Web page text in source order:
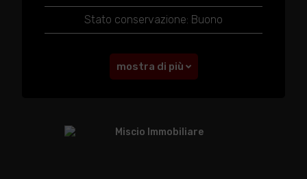
Stato conservazione: Buono
mostra di più